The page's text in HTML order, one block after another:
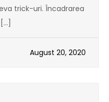
trick-uri. Încadrarea
August 20, 2020